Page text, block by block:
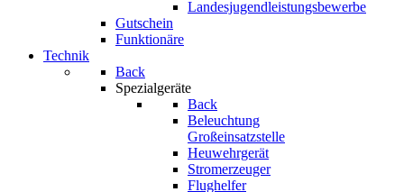
Landesjugendleistungsbewerbe
Gutschein
Funktionäre
Technik
Back
Spezialgeräte
Back
Beleuchtung
Großeinsatzstelle
Heuwehrgerät
Stromerzeuger
Flughelfer